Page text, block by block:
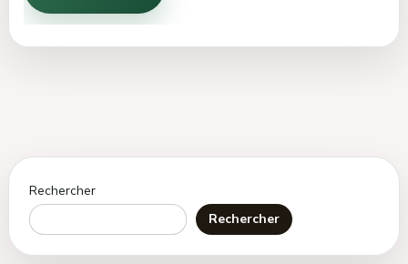
Rechercher
Rechercher